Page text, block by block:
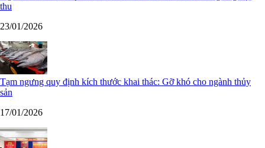
thu
23/01/2026
Tạm ngưng quy định kích thước khai thác: Gỡ khó cho ngành thủy
sản
17/01/2026